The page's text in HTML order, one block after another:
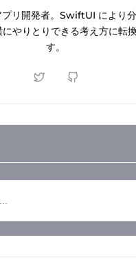
リ開発者。SwiftUI により
やりとりできる考え方に転
す。